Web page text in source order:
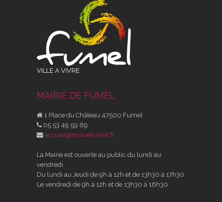
VILLE A VIVRE
MAIRIE DE FUMEL
1 Place du Château 47500 Fumel
05 53 49 59 69
accueil@mairiefumel.fr
La Mairie est ouverte au public du lundi au
vendredi
Du lundi au Jeudi de 9h à 12h et de 13h30 à 17h30
Le vendredi de 9h à 12h et de 13h30 à 16h30